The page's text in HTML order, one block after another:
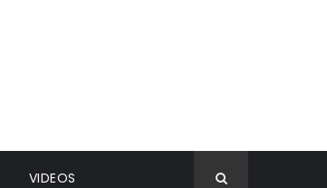
VIDEOS